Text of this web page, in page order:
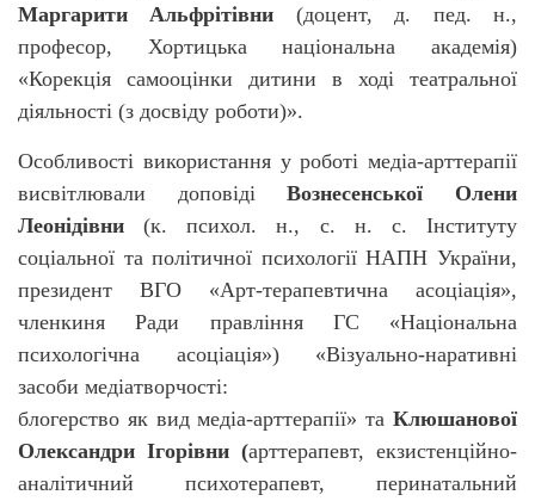
Маргарити Альфрітівни (доцент, д. пед. н.,
професор, Хортицька національна академія)
«Корекція самооцінки дитини в ході театральної
діяльності (з досвіду роботи)».
Особливості використання у роботі медіа-арттерапії
висвітлювали доповідіВознесенської Олени
Леонідівни (к. психол. н., с. н. с. Інституту
соціальної та політичної психології НАПН України,
президент ВГО «Арт-терапевтична асоціація»,
членкиня Ради правління ГС «Національна
психологічна асоціація») «Візуально-наративні
засоби медіатворчості:
блогерство як вид медіа-арттерапії» та Клюшанової
Олександри Ігорівни (арттерапевт, екзистенційно-
аналітичний психотерапевт, перинатальний